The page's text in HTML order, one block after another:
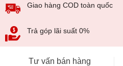
Giao hàng COD toàn quốc
Trả góp lãi suất 0%
Tư vấn bán hàng